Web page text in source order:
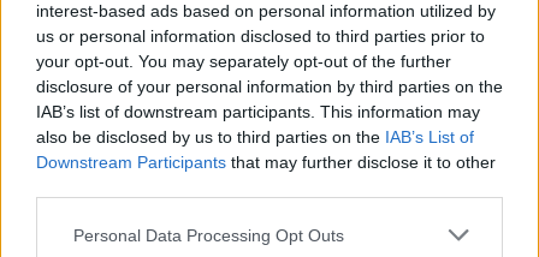
interest-based ads based on personal information utilized by
us or personal information disclosed to third parties prior to
your opt-out. You may separately opt-out of the further
disclosure of your personal information by third parties on the
IAB’s list of downstream participants. This information may
also be disclosed by us to third parties on the IAB’s List of
Downstream Participants that may further disclose it to other
Personal Data Processing Opt Outs
yleensä noin 70 minuuttia ja maksaa noin 110 euroa.
Tarkan hinnanvoi lentoasemalta määränpäähän tarkastaa
taksiyhtiön sivuilta. Taksi kannattaa tilata hyvissä ajoin
etukäteen, sillä ajoittain niihin on menijöitä ruuhkaksi asti.
Yksi yhtiö, jolla on lentoasemilta kilpailukykyisiä hintoja
Auton vuokraaminen